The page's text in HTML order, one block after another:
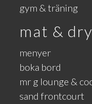
gym & träning
mat &
menyer
boka bord
mr g lounge &
sand frontcourt